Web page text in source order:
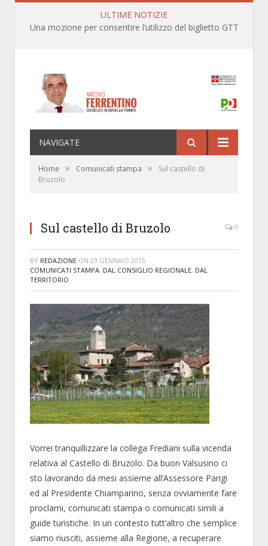
ULTIME NOTIZIE
NAVIGATE
Home » Comunicati stampa »
Sul castello di
Bruzolo
Sul castello di Bruzolo 0
BY REDAZIONE ON 23 GENNAIO 2015
COMUNICATI STAMPA, DAL CONSIGLIO REGIONALE, DAL
TERRITORIO
Vorrei tranquillizzare la collega Frediani sulla vicenda
relativa al Castello di Bruzolo. Da buon Valsusino ci
sto lavorando da mesi assieme all’Assessore Parigi
ed al Presidente Chiamparino, senza ovviamente fare
proclami, comunicati stampa o comunicati simili a
guide turistiche. In un contesto tutt’altro che semplice
siamo riusciti, assieme alla Regione, a recuperare